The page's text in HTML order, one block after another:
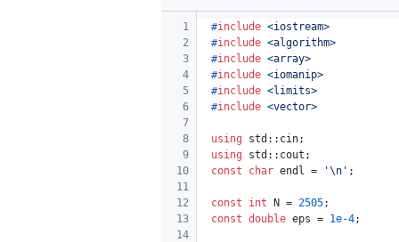
1
2
3
4
5
6
7
8
9
10
11
12
13
14
#include <iostream>
#include <algorithm>
#include <array>
#include <iomanip>
#include <limits>
#include <vector>
using std::cin;
using std::cout;
const
char endl = '\n' ;
const int N = 2505;
const double eps = 1e-4;